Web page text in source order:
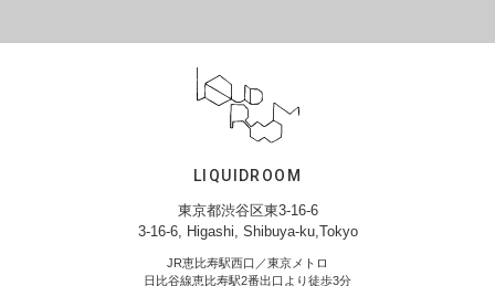
LIQUIDROOM
東京都渋谷区東3-16-6
3-16-6, Higashi, Shibuya-ku,Tokyo
JR恵比寿駅西口／東京メトロ
日比谷線恵比寿駅2番出口より徒歩3分